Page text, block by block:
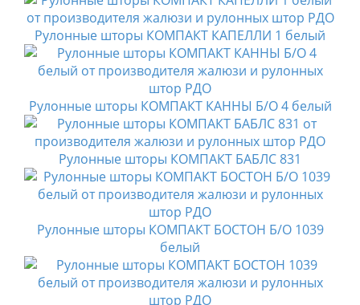
Рулонные шторы КОМПАКТ КАПЕЛЛИ 1 белый
Рулонные шторы КОМПАКТ КАННЫ Б/О 4 белый
Рулонные шторы КОМПАКТ БАБЛС 831
Рулонные шторы КОМПАКТ БОСТОН Б/О 1039
белый